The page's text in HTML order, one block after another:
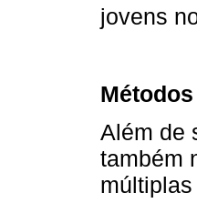
jovens
Além de
também